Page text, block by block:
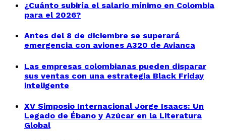
¿Cuánto subiría el salario mínimo en Colombia
para el 2026?
Antes del 8 de diciembre se superará
emergencia con aviones A320 de Avianca
Las empresas colombianas pueden disparar
sus ventas con una estrategia Black Friday
inteligente
XV Simposio Internacional Jorge Isaacs: Un
Legado de Ébano y Azúcar en la Literatura
Global